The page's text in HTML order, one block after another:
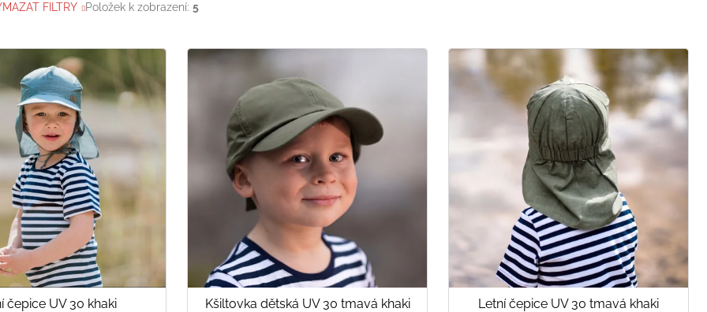
FILTRY Položek k zobrazení: 5
čepice UV 30 khaki Kšiltovka dětská UV 30 tmavá khaki Letní čepice UV 30 tmavá khaki